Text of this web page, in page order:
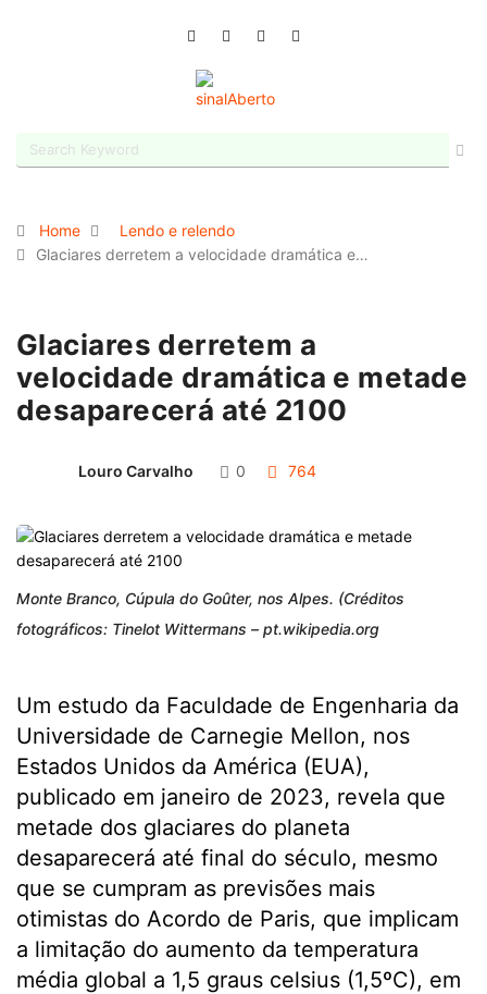
Home
Lendo e relendo
Glaciares derretem a velocidade dramática e…
Glaciares derretem a
velocidade dramática e metade
desaparecerá até 2100
Louro Carvalho 0 764
Monte Branco, Cúpula do Goûter, nos Alpes. (Créditos
fotográficos: Tinelot Wittermans – pt.wikipedia.org
Um estudo da Faculdade de Engenharia da
Universidade de Carnegie Mellon, nos
Estados Unidos da América (EUA),
publicado em janeiro de 2023, revela que
metade dos glaciares do planeta
desaparecerá até final do século, mesmo
que se cumpram as previsões mais
otimistas do Acordo de Paris, que implicam
a limitação do aumento da temperatura
média global a 1,5 graus celsius (1,5ºC), em